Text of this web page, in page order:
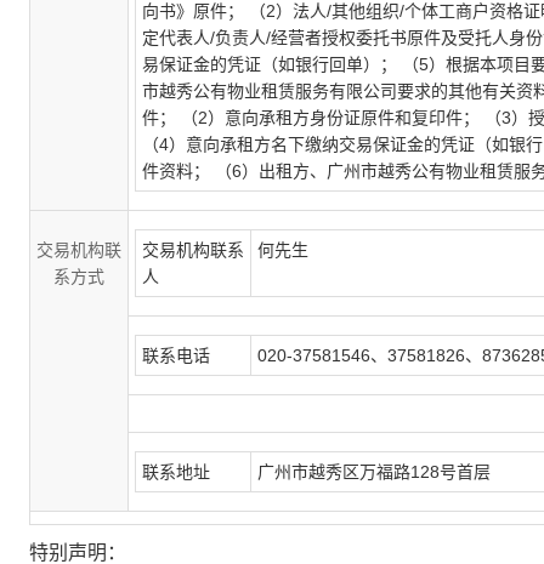
向书》原件； （2）法人/其他组织/个体工商户资格
定代表人/负责人/经营者授权委托书原件及受托人身
易保证金的凭证（如银行回单）； （5）根据本项目
市越秀公有物业租赁服务有限公司要求的其他有关
件； （2）意向承租方身份证原件和复印件； （3）
（4）意向承租方名下缴纳交易保证金的凭证（如银
件资料； （6）出租方、广州市越秀公有物业租赁服
交易机构联
系方式
交易机构联系
人
何先生
联系电话 020-37581546、37581826、
联系地址 广州市越秀区万福路128号首层
特别声明：